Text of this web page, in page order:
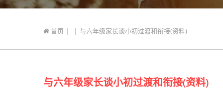
首页 | | 与六年级家长谈小初过渡和衔接(资料)
与六年级家长谈小初过渡和衔接(资料)